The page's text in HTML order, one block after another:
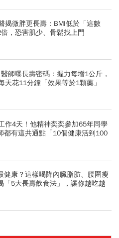
揭微胖更長壽：BMI低於「這數
，恐害肌少、骨鬆找上門
師曝長壽密碼：握力每增1公斤，
天花11分鐘「效果等於1顆藥」
作4天！他精神奕奕參加65年同學
都有這共通點「10個健康活到100
健康？這樣喝降內臟脂肪、腰圍瘦
「5大長壽飲食法」，讓你越吃越